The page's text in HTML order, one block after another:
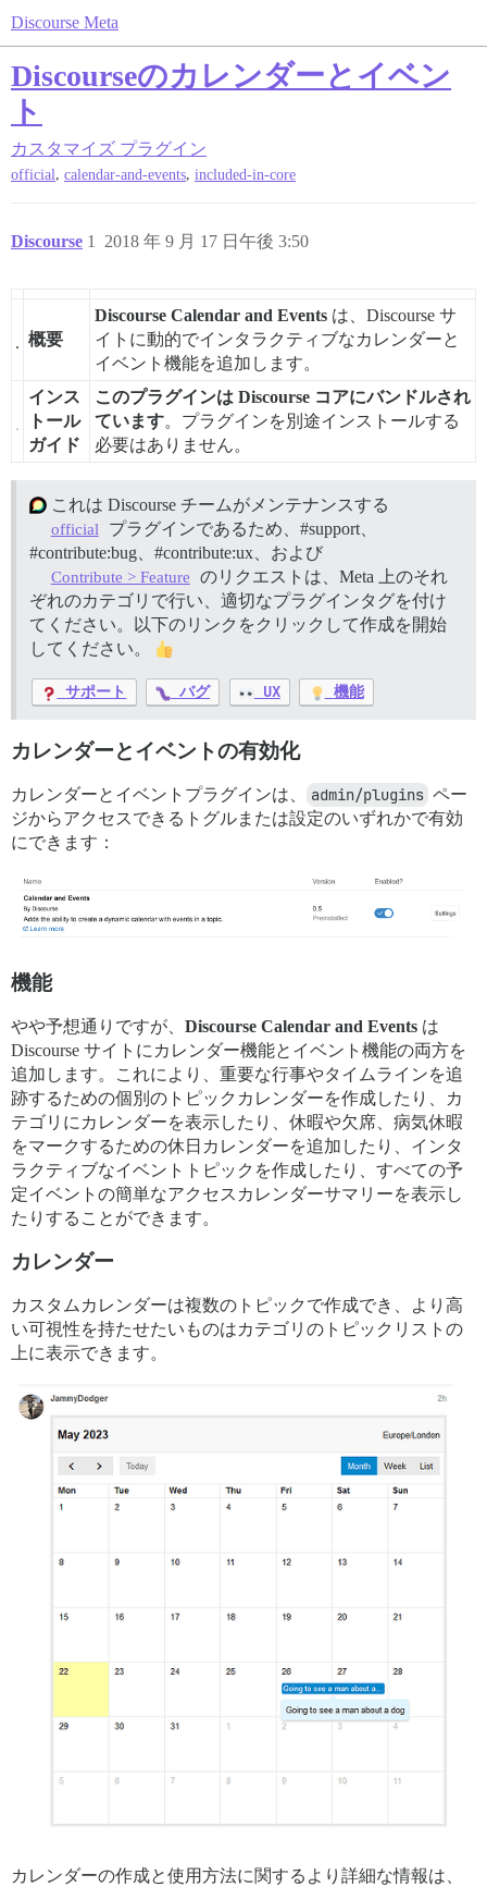
Discourse Meta
Discourseのカレンダーとイベン
ト
カスタマイズ プラグイン
official, calendar-and-events, included-in-core
Discourse 2018 年 9 月 17 日午後 3:50
1
概要
Discourse Calendar and Events は、Discourse サ
イトに動的でインタラクティブなカレンダーと
イベント機能を追加します。
インス
トール
ガイド
このプラグインは Discourse コアにバンドルされ
ています。プラグインを別途インストールする
必要はありません。
これは Discourse チームがメンテナンスする
official プラグインであるため、 #support、
#contribute:bug、 #contribute:ux、および
Contribute > Feature
のリクエストは、Meta 上のそれ
ぞれのカテゴリで行い、適切なプラグインタグを付け
てください。以下のリンクをクリックして作成を開始
してください。
サポート バグ UX 機能
カレンダーとイベントの有効化
カレンダーとイベントプラグインは、 admin/plugins ペー
ジからアクセスできるトグルまたは設定のいずれかで有効
にできます：
機能
やや予想通りですが、 Discourse Calendar and Events は
Discourse サイトにカレンダー機能とイベント機能の両方を
追加します。これにより、重要な行事やタイムラインを追
跡するための個別のトピックカレンダーを作成したり、カ
テゴリにカレンダーを表示したり、休暇や欠席、病気休暇
をマークするための休日カレンダーを追加したり、インタ
ラクティブなイベントトピックを作成したり、すべての予
定イベントの簡単なアクセスカレンダーサマリーを表示し
たりすることができます。
カレンダー
カスタムカレンダーは複数のトピックで作成でき、より高
い可視性を持たせたいものはカテゴリのトピックリストの
上に表示できます。
カレンダーの作成と使用方法に関するより詳細な情報は、